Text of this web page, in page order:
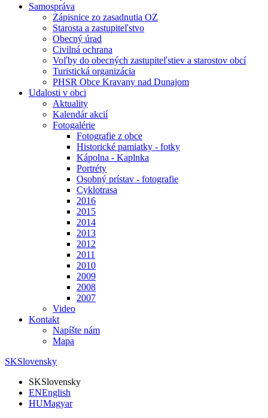
Samospráva
Zápisnice zo zasadnutia OZ
Starosta a zastupiteľstvo
Obecný úrad
Civilná ochrana
Voľby do obecných zastupiteľstiev a starostov obcí
Turistická organizácia
PHSR Obce Kravany nad Dunajom
Udalosti v obci
Aktuality
Kalendár akcií
Fotogalérie
Fotografie z obce
Historické pamiatky - fotky
Kápolna - Kaplnka
Portréty
Osobný prístav - fotografie
Cyklotrasa
2016
2015
2014
2013
2012
2011
2010
2009
2008
2007
Video
Kontakt
Napíšte nám
Mapa
SKSlovensky
SKSlovensky
ENEnglish
HUMagyar